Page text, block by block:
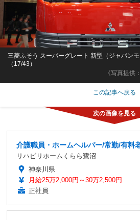
《写真提供
三菱ふそう スーパーグレート 新型（ジャパン
（17/43）
この記事へ戻る
介護職員・ホームヘルパー/常勤/有料
リハビリホームくらら鷺沼
神奈川県
月給25万2,000円～30万2,500円
正社員